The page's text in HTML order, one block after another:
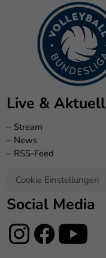
Live & Aktuell
– Stream
– News
– RSS-Feed
Cookie Einstellungen
Social Media